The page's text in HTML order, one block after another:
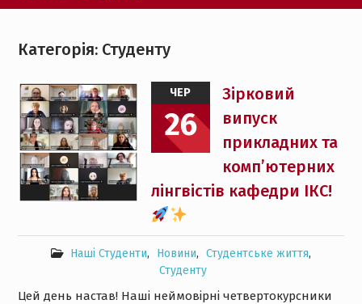
Категорія: Студенту
ЧЕР
26
Зірковий
випуск
прикладних та
комп’ютерних
лінгвістів кафедри ІКС!
Наші Студенти, Новини, Студентське життя,
Студенту
Цей день настав! Наші неймовірні четвертокурсники